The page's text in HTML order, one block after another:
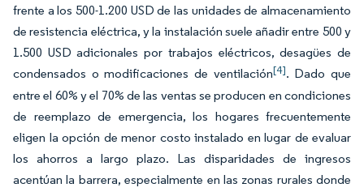
frente a los 500-1.200 USD de las unidades de almacenamiento
de resistencia eléctrica, y la instalación suele añadir entre 500 y
1.500 USD adicionales por trabajos eléctricos, desagües de
condensados o modificaciones de ventilación[4]. Dado que
entre el 60% y el 70% de las ventas se producen en condiciones
de reemplazo de emergencia, los hogares frecuentemente
eligen la opción de menor costo instalado en lugar de evaluar
los ahorros a largo plazo. Las disparidades de ingresos
acentúan la barrera, especialmente en las zonas rurales donde